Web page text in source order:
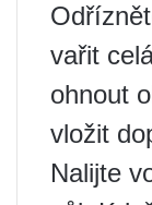
vařit
ohnout
vložit
Nalijte